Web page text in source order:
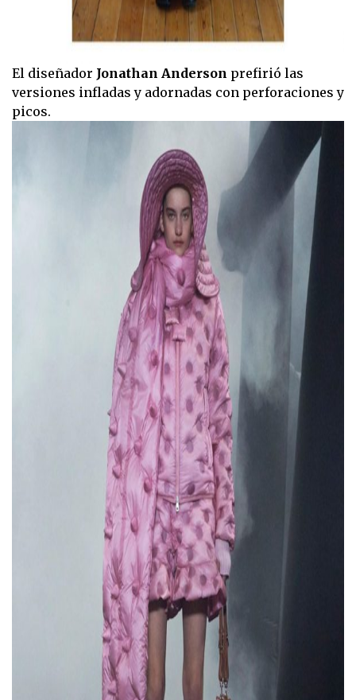
El diseñador Jonathan Anderson prefirió las
versiones infladas y adornadas con perforaciones y
picos.